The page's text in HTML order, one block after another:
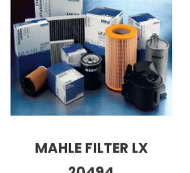
MAHLE FILTER LX